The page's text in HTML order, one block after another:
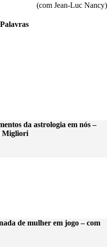
(com Jean-Luc Nancy)
da astrologia em nós –
Migliori
de mulher em jogo – com